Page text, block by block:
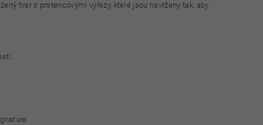
tvar s prstencovými výřezy, které jsou navrženy tak, aby